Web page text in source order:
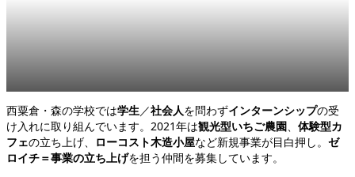
西粟倉・森の学校では学生／社会人を問わずインターンシップの受
け入れに取り組んでいます。2021年は観光型いちご農園、 体験型カ
フェの立ち上げ、 ローコスト木造小屋など新規事業が目白押し。 ゼ
ロイチ＝事業の立ち上げを担う仲間を募集しています。